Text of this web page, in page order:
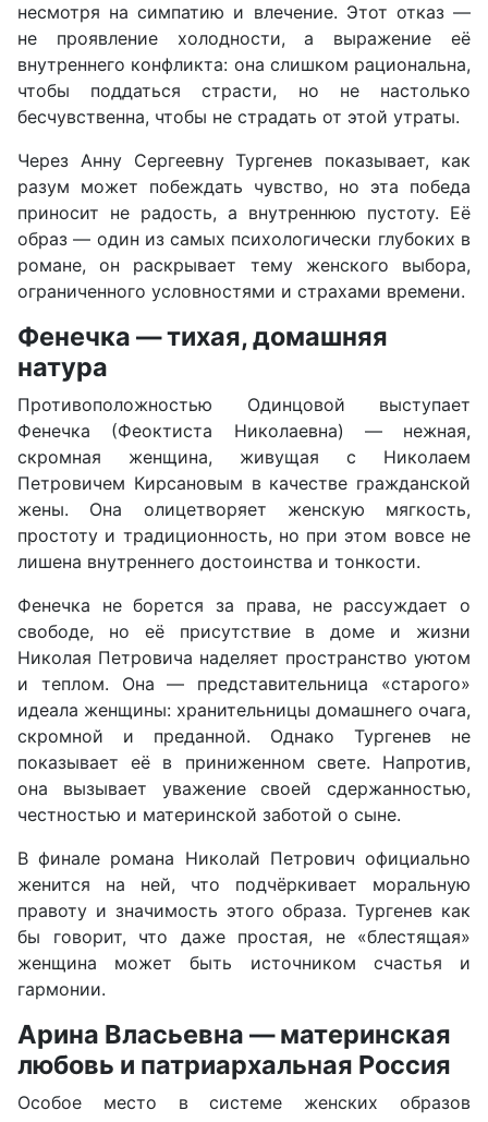
несмотря на симпатию и влечение. Этот отказ —
не проявление холодности, а выражение её
внутреннего конфликта: она слишком рациональна,
чтобы поддаться страсти, но не настолько
бесчувственна, чтобы не страдать от этой утраты.
Через Анну Сергеевну Тургенев показывает, как
разум может побеждать чувство, но эта победа
приносит не радость, а внутреннюю пустоту. Её
образ — один из самых психологически глубоких в
романе, он раскрывает тему женского выбора,
ограниченного условностями и страхами времени.
Фенечка — тихая, домашняя
натура
Противоположностью Одинцовой выступает
Фенечка (Феоктиста Николаевна) — нежная,
скромная женщина, живущая с Николаем
Петровичем Кирсановым в качестве гражданской
жены. Она олицетворяет женскую мягкость,
простоту и традиционность, но при этом вовсе не
лишена внутреннего достоинства и тонкости.
Фенечка не борется за права, не рассуждает о
свободе, но её присутствие в доме и жизни
Николая Петровича наделяет пространство уютом
и теплом. Она — представительница «старого»
идеала женщины: хранительницы домашнего очага,
скромной и преданной. Однако Тургенев не
показывает её в приниженном свете. Напротив,
она вызывает уважение своей сдержанностью,
честностью и материнской заботой о сыне.
В финале романа Николай Петрович официально
женится на ней, что подчёркивает моральную
правоту и значимость этого образа. Тургенев как
бы говорит, что даже простая, не «блестящая»
женщина может быть источником счастья и
гармонии.
Арина Власьевна — материнская
любовь и патриархальная Россия
Особое место в системе женских образов